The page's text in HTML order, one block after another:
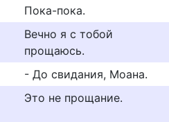
Пока-пока.
Вечно я с тобой
прощаюсь.
- До свидания, Моана.
Это не прощание.